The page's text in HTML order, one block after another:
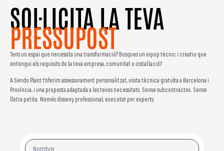
SOL·LICITA LA TEVA
PRESSUPOST
Tens un espai que necessita una transformació? Busques un equip tècnic i creatiu que
entengui els requisits de la teva empresa, comunitat o instal·lació?
A Sendo Plant t’oferim assessorament personalitzat, visita tècnica gratuïta a Barcelona i
Província, i una proposta adaptada a les teves necessitats. Sense subcontractes. Sense
lletra petita. Només disseny professional, executat per experts.